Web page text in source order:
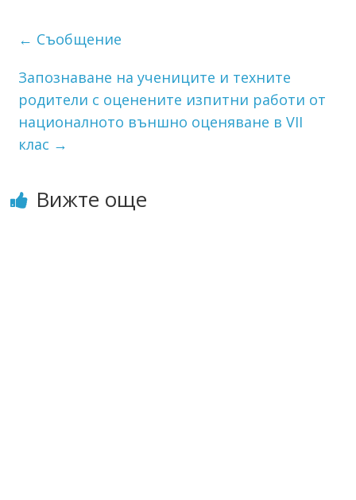
← Съобщение
Запознаване на учениците и техните
родители с оценените изпитни работи от
националното външно оценяване в VII
клас →
Вижте още